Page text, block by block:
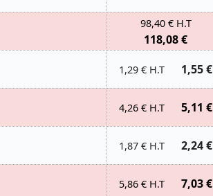
98,40 € H.T
118,08 €
1,29 € H.T 1,55 €
4,26 € H.T 5,11 €
1,87 € H.T 2,24 €
5,86 € H.T 7,03 €